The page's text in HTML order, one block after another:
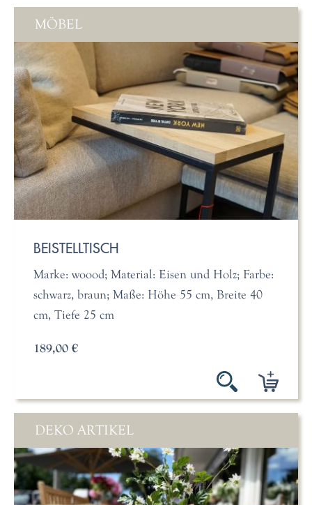
MÖBEL
BEISTELLTISCH
Marke: woood; Material: Eisen und Holz; Farbe:
schwarz, braun; Maße: Höhe 55 cm, Breite 40
cm, Tiefe 25 cm
189,00 €
DEKO ARTIKEL